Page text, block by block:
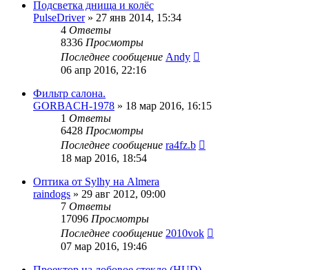
Подсветка днища и колёс
PulseDriver» 27 янв 2014, 15:34
4 Ответы
8336 Просмотры
Последнее сообщение Andy
06 апр 2016, 22:16
Фильтр салона.
GORBACH-1978 » 18 мар 2016, 16:15
1 Ответы
6428 Просмотры
Последнее сообщение ra4fz.b
18 мар 2016, 18:54
Оптика от Sylhy на Almera
raindogs » 29 авг 2012, 09:00
7 Ответы
17096 Просмотры
Последнее сообщение 2010vok
07 мар 2016, 19:46